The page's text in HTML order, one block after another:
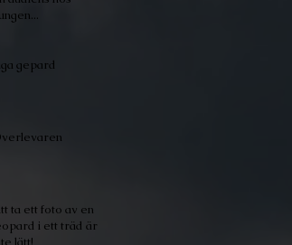
gepard
ta ett foto av en
i ett träd är
lätt!